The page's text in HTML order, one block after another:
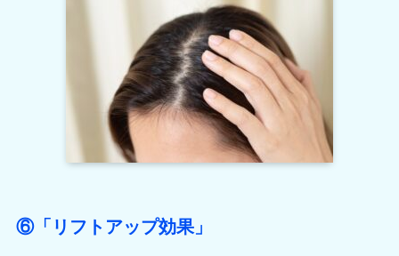
⑥「リフトアップ効果」